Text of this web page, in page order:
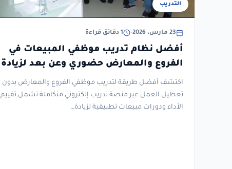
التدريب
23 مارس، 2026 • 1 دقائق قراءة
أفضل نظام تدريب موظفي المبيعات في
الفروع والمعارض حضوري وعن بعد لزيادة
المبيعات
اكتشف أفضل طريقة لتدريب موظفي الفروع والمعارض بدون
تعطيل العمل عبر منصة تدريب إلكتروني متكاملة تشمل تقييم
الأداء ودورات مبيعات تطبيقية لزيادة…